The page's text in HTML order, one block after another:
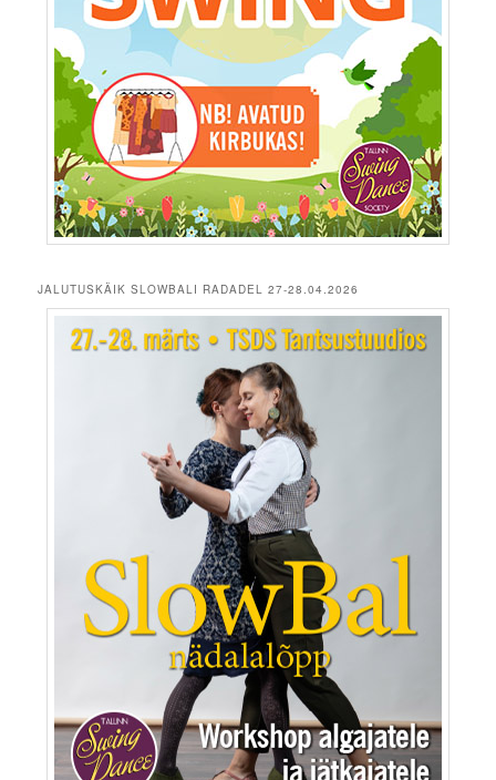
JALUTUSKÄIK SLOWBALI RADADEL 27-28.04.2026